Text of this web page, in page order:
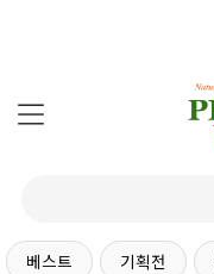
베스트 기획전